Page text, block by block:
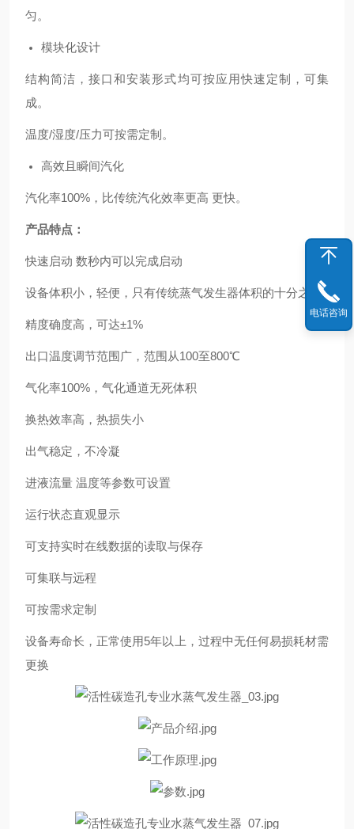
匀。
模块化设计
结构简洁，接口和安装形式均可按应用快速定制，可集
成。
温度/湿度/压力可按需定制。
高效且瞬间汽化
汽化率100%，比传统汽化效率更高 更快。
产品特点：
快速启动 数秒内可以完成启动
设备体积小，轻便，只有传统蒸气发生器体积的十分之一
精度确度高，可达±1%
出口温度调节范围广，范围从100至800℃
气化率100%，气化通道无死体积
换热效率高，热损失小
出气稳定，不冷凝
进液流量 温度等参数可设置
运行状态直观显示
可支持实时在线数据的读取与保存
可集联与远程
可按需求定制
设备寿命长，正常使用5年以上，过程中无任何易损耗材需
更换
电话咨询